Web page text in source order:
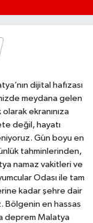
dijital hafızası
meydana gelen
ekranınıza
değil, hayatı
Gün boyu en
tahminlerinden,
namaz vakitleri ve
Odası ile tam
kadar şehre dair
Bölgenin en hassas
deprem Malatya